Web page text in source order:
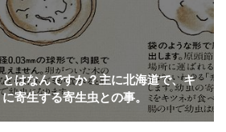
はなんですか？主に北海道で、キ
寄生する寄生虫との事。